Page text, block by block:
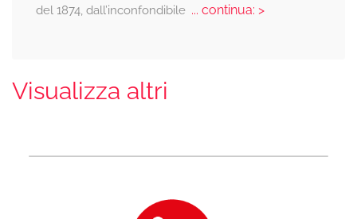
del 1874, dall’inconfondibile... continua: >
Visualizza altri